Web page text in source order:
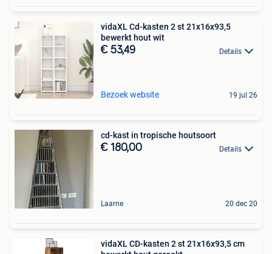
vidaXL Cd-kasten 2 st 21x16x93,5
bewerkt hout wit
€ 53,49 Details
Bezoek website 19 jul 26
cd-kast in tropische houtsoort
€ 180,00 Details
Laarne 20 dec 20
vidaXL CD-kasten 2 st 21x16x93,5 cm